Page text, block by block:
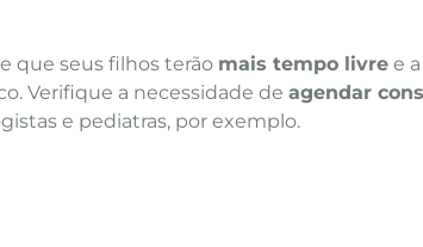
que seus filhos terão mais tempo livree a
Verifique a necessidade de agendar
e pediatras, por exemplo.